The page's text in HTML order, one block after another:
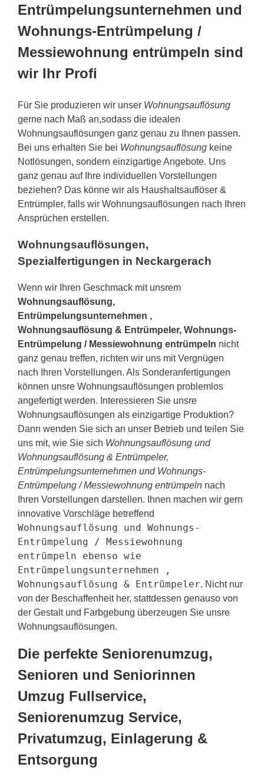
Entrümpelungsunternehmen und
Wohnungs-Entrümpelung /
Messiewohnung entrümpeln sind
wir Ihr Profi
Für Sie produzieren wir unser Wohnungsauflösung
gerne nach Maß an,sodass die idealen
Wohnungsauflösungen ganz genau zu Ihnen passen.
Bei uns erhalten Sie bei Wohnungsauflösung keine
Notlösungen, sondern einzigartige Angebote. Uns
ganz genau auf Ihre individuellen Vorstellungen
beziehen? Das könne wir als Haushaltsauflöser &
Entrümpler, falls wir Wohnungsauflösungen nach Ihren
Ansprüchen erstellen.
Wohnungsauflösungen,
Spezialfertigungen in Neckargerach
Wenn wir Ihren Geschmack mit unsrem
Wohnungsauflösung,
Entrümpelungsunternehmen ,
Wohnungsauflösung & Entrümpeler, Wohnungs-
Entrümpelung / Messiewohnung entrümpeln nicht
ganz genau treffen, richten wir uns mit Vergnügen
nach Ihren Vorstellungen. Als Sonderanfertigungen
können unsre Wohnungsauflösungen problemlos
angefertigt werden. Interessieren Sie unsre
Wohnungsauflösungen als einzigartige Produktion?
Dann wenden Sie sich an unser Betrieb und teilen Sie
uns mit, wie Sie sich Wohnungsauflösung und
Wohnungsauflösung & Entrümpeler,
Entrümpelungsunternehmen und Wohnungs-
Entrümpelung / Messiewohnung entrümpeln nach
Ihren Vorstellungen darstellen. Ihnen machen wir gern
innovative Vorschläge betreffend
Wohnungsauflösung und Wohnungs-
Entrümpelung / Messiewohnung
entrümpeln ebenso wie
Entrümpelungsunternehmen ,
Wohnungsauflösung & Entrümpeler. Nicht nur
von der Beschaffenheit her, stattdessen genauso von
der Gestalt und Farbgebung überzeugen Sie unsre
Wohnungsauflösungen.
Die perfekte Seniorenumzug,
Senioren und Seniorinnen
Umzug Fullservice,
Seniorenumzug Service,
Privatumzug, Einlagerung &
Entsorgung